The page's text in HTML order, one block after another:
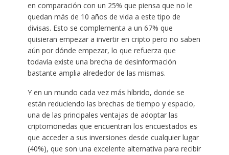
en comparación con un 25% que piensa que no le
quedan más de 10 años de vida a este tipo de
divisas. Esto se complementa a un 67% que
quisieran empezar a invertir en cripto pero no saben
aún por dónde empezar, lo que refuerza que
todavía existe una brecha de desinformación
bastante amplia alrededor de las mismas.
Y en un mundo cada vez más híbrido, donde se
están reduciendo las brechas de tiempo y espacio,
una de las principales ventajas de adoptar las
criptomonedas que encuentran los encuestados es
que acceder a sus inversiones desde cualquier lugar
(40%), que son una excelente alternativa para recibir